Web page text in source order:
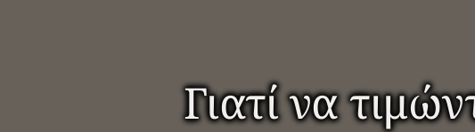
Γιατί να